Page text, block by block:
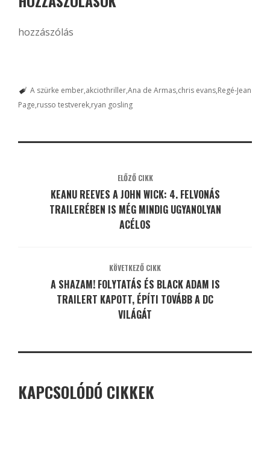
hozzászólás
A szürke ember akciothrillerAna de Armas chris evans Regé-Jean
Page russo testverek ryan gosling
ELŐZŐ CIKK
KEANU REEVES A JOHN WICK: 4. FELVONÁS
TRAILERÉBEN IS MÉG MINDIG UGYANOLYAN
ACÉLOS
KÖVETKEZŐ CIKK
A SHAZAM! FOLYTATÁS ÉS BLACK ADAM IS
TRAILERT KAPOTT, ÉPÍTI TOVÁBB A DC
VILÁGÁT
KAPCSOLÓDÓ CIKKEK